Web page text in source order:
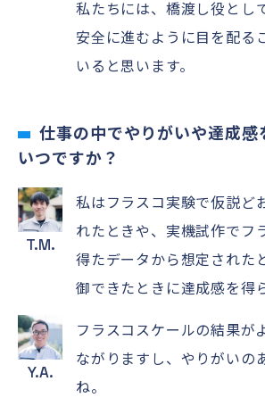
私たちには、橋渡し役とし
安全に進むように目を配る
いると思います。
仕事の中でやりがいや達成感
いつですか？
T.M.
私はフラスコ実験で仮説ど
れたときや、実機試作でフ
得たデータから想定された
御できたときに達成感を得
Y.A.
フラスコスケールの結果が
ながりますし、やりがいの
ね。